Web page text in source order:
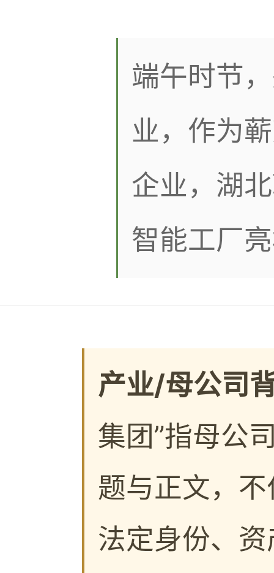
端午时节
业，作为
企业，湖
智能工厂
产业/母公司
集团”指母公
题与正文，
法定身份、